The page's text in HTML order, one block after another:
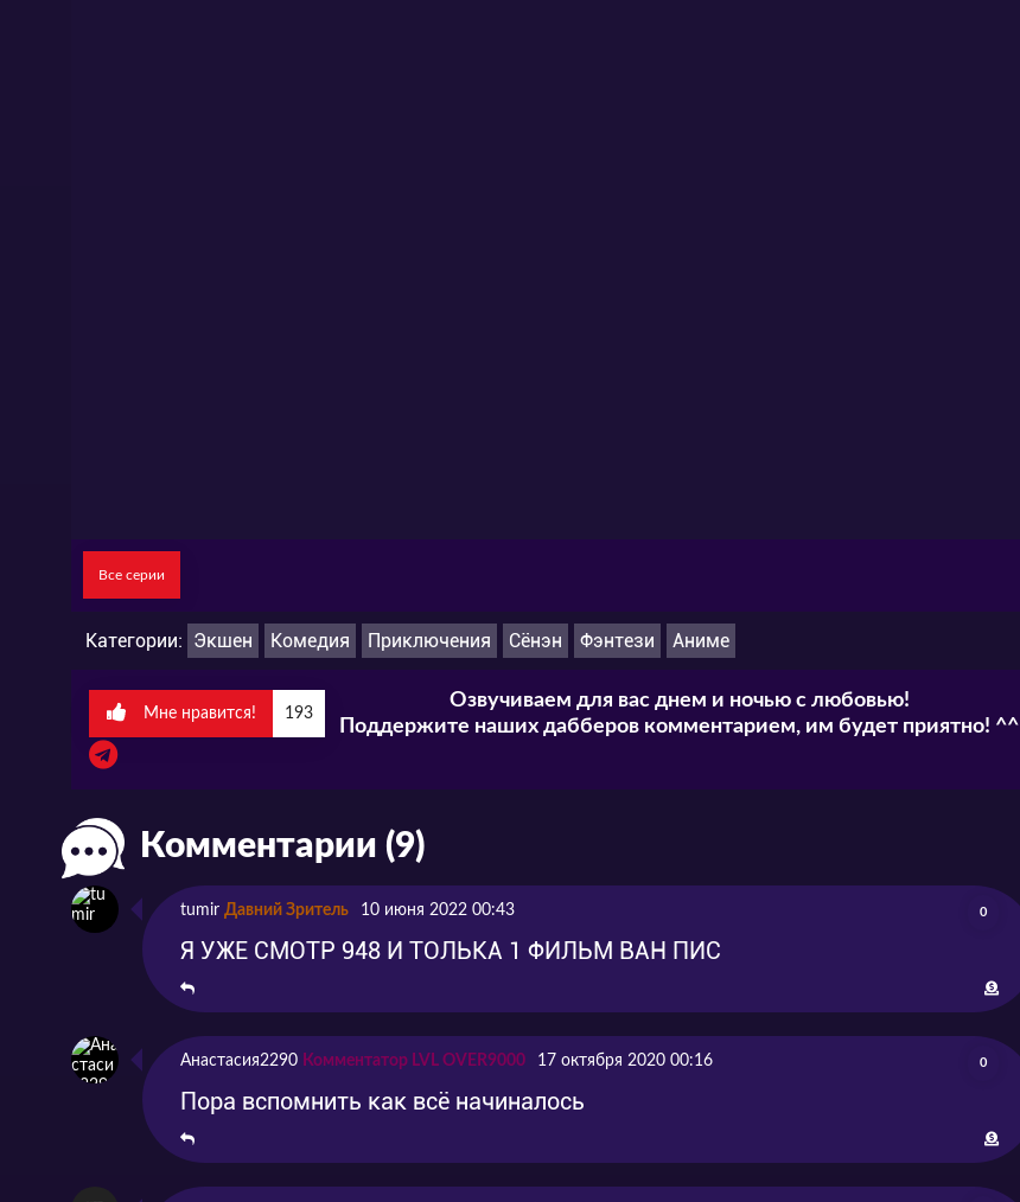
Все серии
Категории: Экшен Комедия Приключения Сёнэн Фэнтези Аниме
Мне нравится! 193
Озвучиваем для вас днем и ночью с любовью!
Поддержите наших дабберов комментарием, им будет приятно! ^^
Комментарии (9)
tumir Давний Зритель 10 июня 2022 00:43 0
Я УЖЕ СМОТР 948 И ТОЛЬКА 1 ФИЛЬМ ВАН ПИС
Анастасия2290 Комментатор LVL OVER9000 17 октября 2020 00:16 0
Пора вспомнить как всё начиналось